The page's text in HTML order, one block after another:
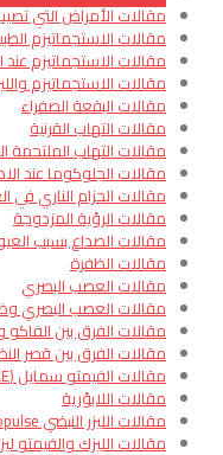
مقالات الأمراض التي
مقالات الاستجماتيزم
مقالات الاستجماتيزم عند
مقالات الاستجماتيزم
مقالات البقعة الصفراء
مقالات التهاب القرنية
مقالات التهاب الملتحمة
مقالات الجلوكوما عند
مقالات الحزام الناري في
مقالات الرؤية المزدوجة
مقالات الصداع بسبب
مقالات الظفرة
مقالات العصب البصري
مقالات العصب البصري
مقالات الفرق بين الفاكو
مقالات الفرق بين قصر
مقالات الفيمتو سمايل (SMILE)
مقالات اللابؤرية
مقالات الليزر النبضي Micropulse
مقالات الليزك والفيمتو